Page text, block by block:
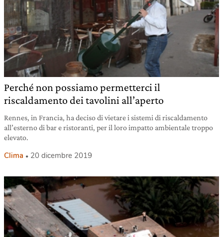
Perché non possiamo permetterci il
riscaldamento dei tavolini all’aperto
Rennes, in Francia, ha deciso di vietare i sistemi di riscaldamento
all’esterno di bar e ristoranti, per il loro impatto ambientale troppo
elevato.
Clima 20 dicembre 2019